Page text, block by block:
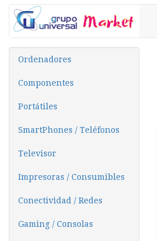
Ordenadores
Componentes
Portátiles
SmartPhones / Teléfonos
Televisor
Impresoras / Consumibles
Conectividad / Redes
Gaming / Consolas